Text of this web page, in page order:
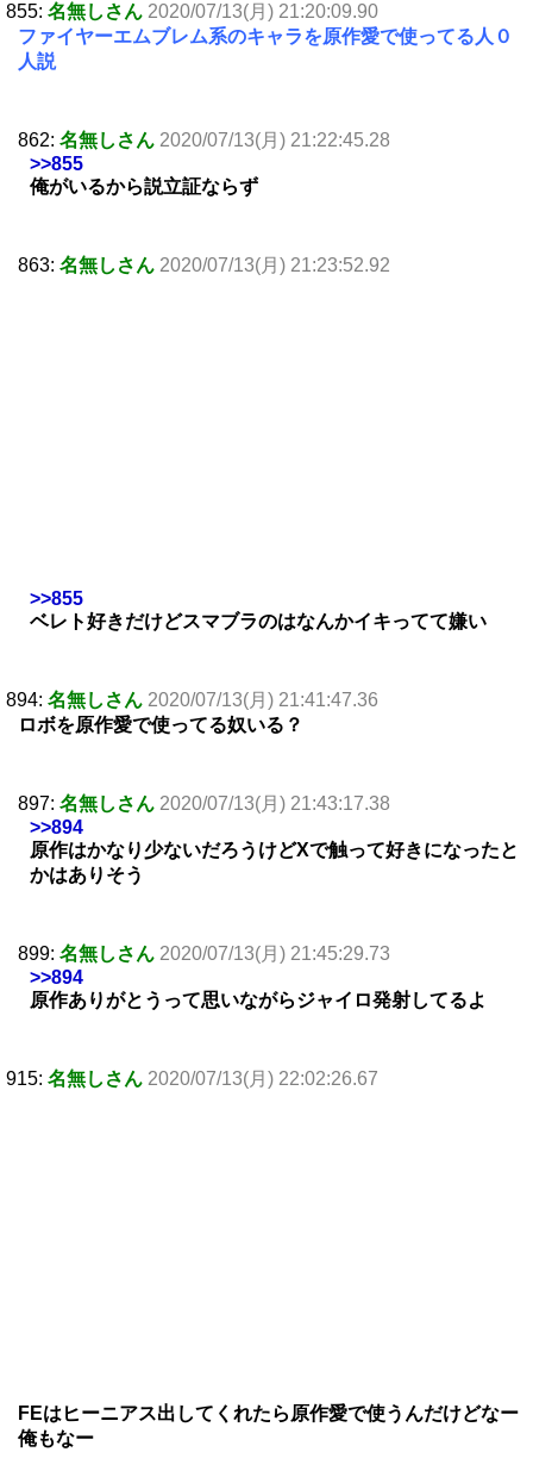
855: 名無しさん 2020/07/13(月) 21:20:09.90
ファイヤーエムブレム系のキャラを原作愛で使ってる人０
人説
862: 名無しさん 2020/07/13(月) 21:22:45.28
>>855
俺がいるから説立証ならず
863: 名無しさん 2020/07/13(月) 21:23:52.92
>>855
ベレト好きだけどスマブラのはなんかイキってて嫌い
894: 名無しさん 2020/07/13(月) 21:41:47.36
ロボを原作愛で使ってる奴いる？
897: 名無しさん 2020/07/13(月) 21:43:17.38
>>894
原作はかなり少ないだろうけどXで触って好きになったと
かはありそう
899: 名無しさん 2020/07/13(月) 21:45:29.73
>>894
原作ありがとうって思いながらジャイロ発射してるよ
915: 名無しさん 2020/07/13(月) 22:02:26.67
FEはヒーニアス出してくれたら原作愛で使うんだけどなー
俺もなー